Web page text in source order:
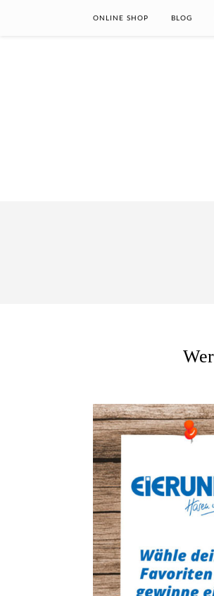
ONLINE SHOP BLOG